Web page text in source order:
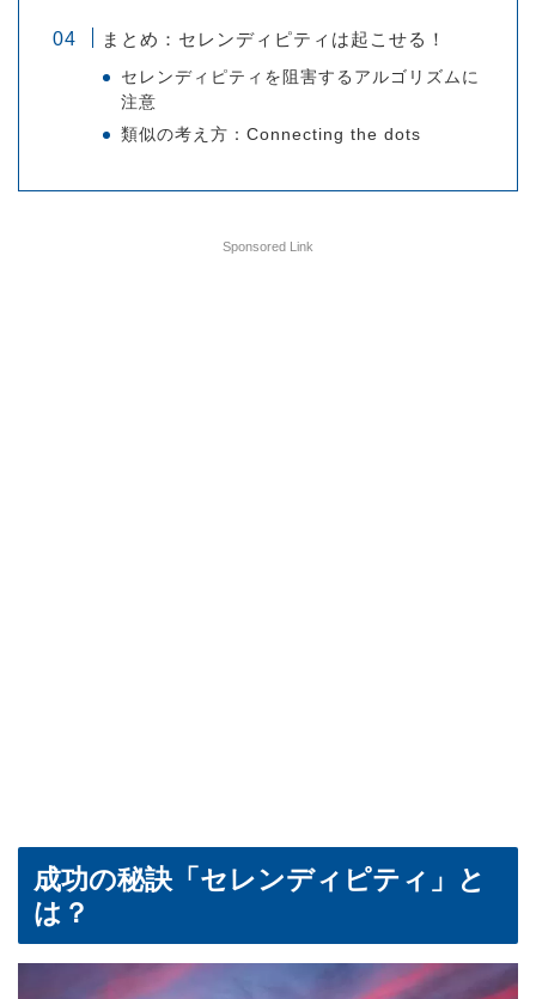
まとめ：セレンディピティは起こせる！
セレンディピティを阻害するアルゴリズムに
注意
類似の考え方：Connecting the dots
Sponsored Link
成功の秘訣「セレンディピティ」と
は？